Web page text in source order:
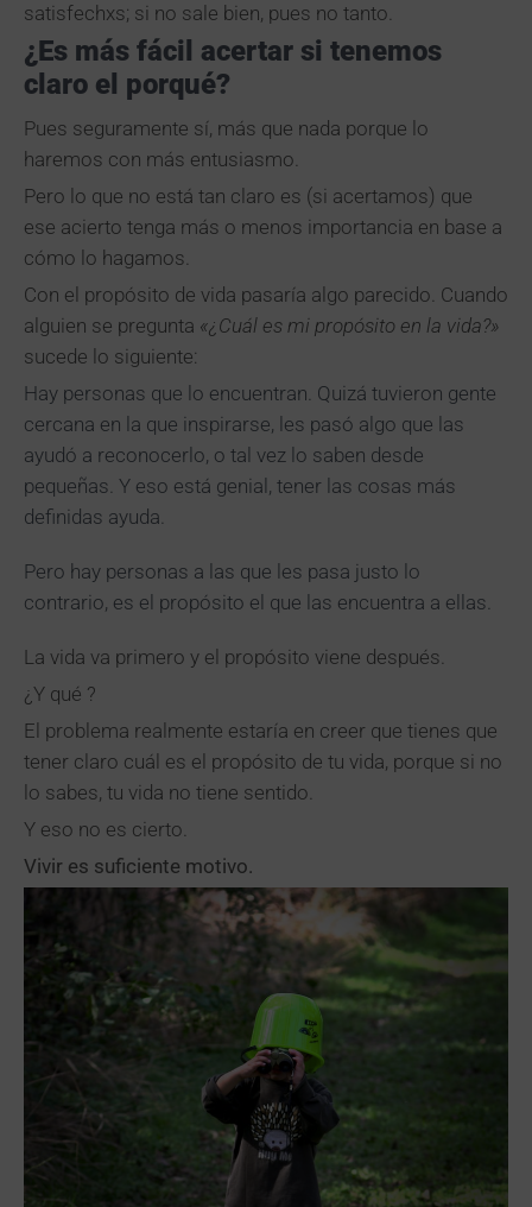
satisfechxs; si no sale bien, pues no tanto.
¿Es más fácil acertar si tenemos
claro el porqué?
Pues seguramente sí, más que nada porque lo
haremos con más entusiasmo.
Pero lo que no está tan claro es (si acertamos) que
ese acierto tenga más o menos importancia en base a
cómo lo hagamos.
Con el propósito de vida pasaría algo parecido. Cuando
alguien se pregunta «¿Cuál es mi propósito en la vida?»
sucede lo siguiente:
Hay personas que lo encuentran. Quizá tuvieron gente
cercana en la que inspirarse, les pasó algo que las
ayudó a reconocerlo, o tal vez lo saben desde
pequeñas. Y eso está genial, tener las cosas más
definidas ayuda.
Pero hay personas a las que les pasa justo lo
contrario, es el propósito el que las encuentra a ellas.
La vida va primero y el propósito viene después.
¿Y qué ?
El problema realmente estaría en creer que tienes que
tener claro cuál es el propósito de tu vida, porque si no
lo sabes, tu vida no tiene sentido.
Y eso no es cierto.
Vivir es suficiente motivo.